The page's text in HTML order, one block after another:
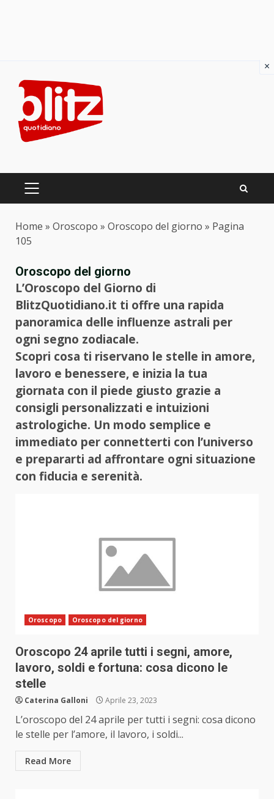
content
PRIMARY
Home » Oroscopo » Oroscopo del giorno » Pagina
105
Oroscopo del giorno
L’Oroscopo del Giorno di
BlitzQuotidiano.it ti offre una rapida
panoramica delle influenze astrali per
ogni segno zodiacale.
Scopri cosa ti riservano le stelle in amore,
lavoro e benessere, e inizia la tua
giornata con il piede giusto grazie a
consigli personalizzati e intuizioni
astrologiche. Un modo semplice e
immediato per connetterti con l’universo
e prepararti ad affrontare ogni situazione
con fiducia e serenità.
Oroscopo Oroscopo del giorno
Oroscopo 24 aprile tutti i segni, amore,
lavoro, soldi e fortuna: cosa dicono le
stelle
Caterina Galloni Aprile 23, 2023
L’oroscopo del 24 aprile per tutti i segni: cosa dicono
le stelle per l’amore, il lavoro, i soldi...
Read More
×